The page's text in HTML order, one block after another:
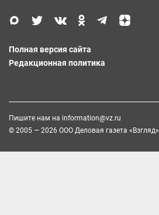
Полная версия сайта
Редакционная политика
Пишите нам на information@vz.ru
© 2005 — 2026 ООО Деловая газета «Взгляд»